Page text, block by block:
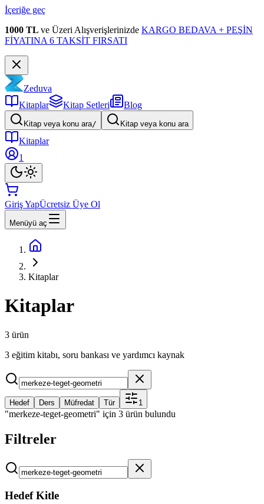
İçeriğe geç
1000 TL ve Üzeri Alışverişlerinizde KARGO BEDAVA + PEŞİN
FİYATINA 6 TAKSİT FIRSATI
Zeduva
Kitaplar
Kitap Setleri Blog
Kitap veya konu ara/ Kitap veya konu ara
Kitaplar
1
Giriş YapÜcretsiz Üye Ol
Menüyü aç
Kitaplar
Kitaplar
3 ürün
3 eğitim kitabı, soru bankası ve yardımcı kaynak
Hedef Ders Müfredat Tür 1
"merkeze-teget-geometri" için 3 ürün bulundu
Filtreler
Hedef Kitle